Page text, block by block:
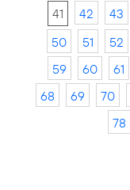
41
42 43
50
51 52
59
60 61
68
69 70
78